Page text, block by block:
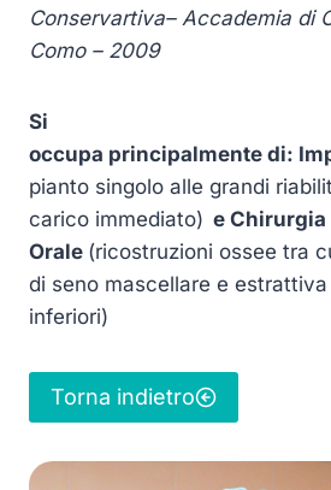
Conservartiva– Accademia di
Como – 2009
Si
occupa principalmente di:
pianto singolo alle grandi
carico immediato) e Chirurgia
Orale (ricostruzioni ossee tra
di seno mascellare e
inferiori)
Torna indietro